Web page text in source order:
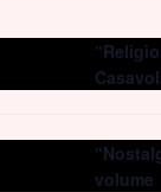
volume